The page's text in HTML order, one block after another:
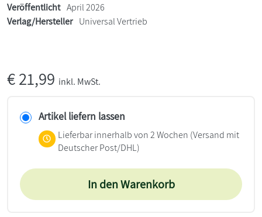
Veröffentlicht April 2026
Verlag/Hersteller Universal Vertrieb
€21,99 inkl. MwSt.
Artikel liefern lassen
Lieferbar innerhalb von 2 Wochen (Versand mit
Deutscher Post/DHL)
In den Warenkorb